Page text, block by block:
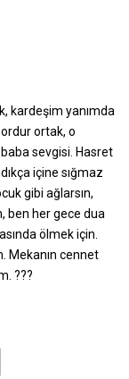
kardeşim yanımda
ortak, o
sevgisi. Hasret
içine sığmaz
gibi ağlarsın,
ben her gece dua
ölmek için.
Mekanın cennet
???